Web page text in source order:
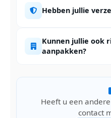
Hebben jullie
Kunnen jullie ook
aanpakken?
Heeft u een
contact